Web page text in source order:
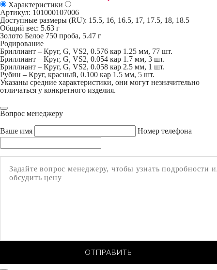
Характеристики
Артикул: 101000107006
Доступные размеры (RU): 15.5, 16, 16.5, 17, 17.5, 18, 18.5
Общий вес: 5.63 г
Золото Белое 750 проба, 5.47 г
Родирование
Бриллиант – Круг, G, VS2, 0.576 кар 1.25 мм, 77 шт.
Бриллиант – Круг, G, VS2, 0.054 кар 1.7 мм, 3 шт.
Бриллиант – Круг, G, VS2, 0.058 кар 2.5 мм, 1 шт.
Рубин – Круг, красный, 0.100 кар 1.5 мм, 5 шт.
Указаны средние характеристики, они могут незначительно
отличаться у конкретного изделия.
Вопрос менеджеру
Ваше имя Номер телефона
ОТПРАВИТЬ